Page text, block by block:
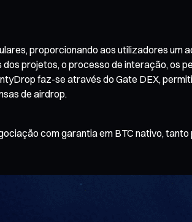
proporcionando aos utilizadores um
projetos, o processo de interação, os
faz-se através do Gate DEX,
de airdrop.
com garantia em BTC nativo,